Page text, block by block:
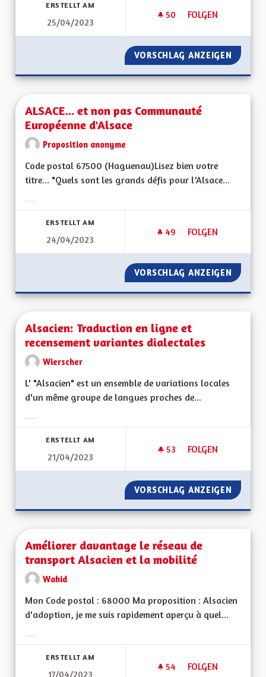
ERSTELLT AM
25/04/2023
50 50 FOLLOWER
FOLGEN
ALSACE, PAYS DES
VORSCHLAG ANZEIGEN
ALSACE... et non pas Communauté
Européenne d'Alsace
Proposition anonyme
Code postal 67500 (Haguenau)Lisez bien votre
titre... "Quels sont les grands défis pour l’Alsace...
ERSTELLT AM
24/04/2023
49 49 FOLLOWER
FOLGEN
ALSACE... ET NON
VORSCHLAG ANZEIGEN
Alsacien: Traduction en ligne et
recensement variantes dialectales
Wierscher
L' "Alsacien" est un ensemble de variations locales
d'un même groupe de langues proches de...
ERSTELLT AM
21/04/2023
53 53 FOLLOWER
FOLGEN
ALSACIEN:
VORSCHLAG ANZEIGEN
Améliorer davantage le réseau de
transport Alsacien et la mobilité
Wahid
Mon Code postal : 68000 Ma proposition : Alsacien
d'adoption, je me suis rapidement aperçu à quel...
ERSTELLT AM
17/04/2023
54 54 FOLLOWER
FOLGEN